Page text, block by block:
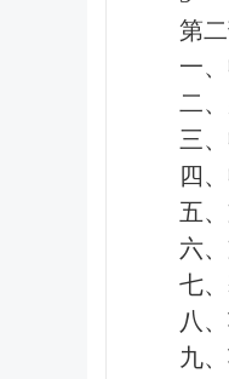
第
一
二
三
四
五
六
七
八
九